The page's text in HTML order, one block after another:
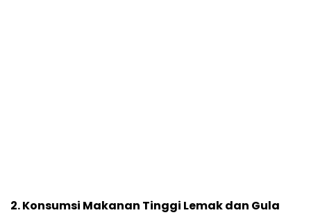
2. Konsumsi Makanan Tinggi Lemak dan Gula